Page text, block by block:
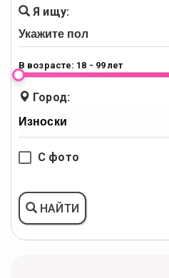
Я ищу:
В возрасте: 18 - 99 лет
Город:
С фото
НАЙТИ